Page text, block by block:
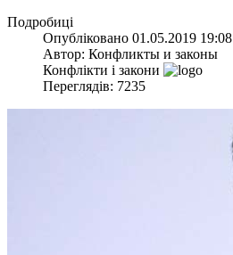
Подробиці
Опубліковано 01.05.2019 19:08
Автор: Конфликты и законы
Конфлікти і закони
Переглядів: 7235